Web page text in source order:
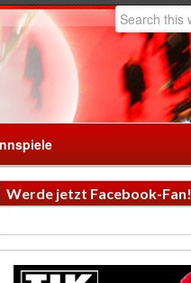
Werde jetzt Facebook-Fan!